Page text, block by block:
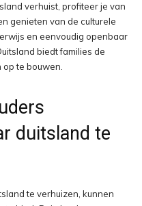
verhuist, profiteer je van
genieten van de culturele
en eenvoudig openbaar
biedt families de
te bouwen.
duitsland te
te verhuizen, kunnen